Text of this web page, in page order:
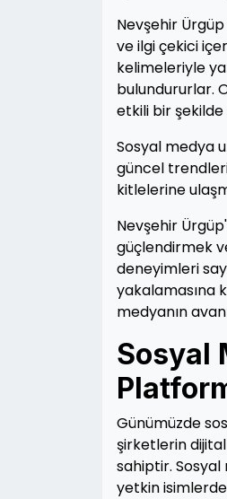
Nevşehir
ve ilgi çekici
kelimeleriyle
bulundururlar.
etkili bir
Sosyal medya
güncel
kitlelerine
Nevşehir
güçlendirmek
deneyimleri
yakalamasına
medyanın
Sosyal
Günümüzde
şirketlerin
sahiptir. Sosyal
yetkin